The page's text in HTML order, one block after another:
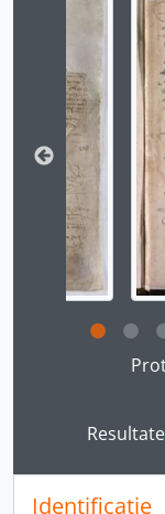
Clicking
Identificatie